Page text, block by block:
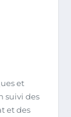
et
suivi des
et des